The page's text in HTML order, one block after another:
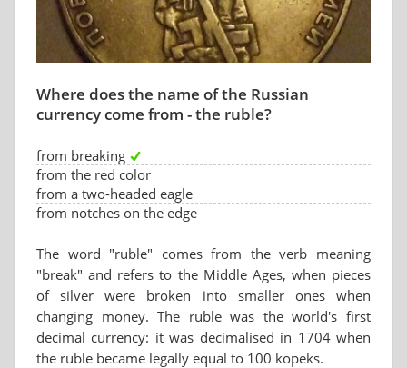
Where does the name of the Russian
currency come from - the ruble?
from breaking
from the red color
from a two-headed eagle
from notches on the edge
The word "ruble" comes from the verb meaning
"break" and refers to the Middle Ages, when pieces
of silver were broken into smaller ones when
changing money. The ruble was the world's first
decimal currency: it was decimalised in 1704 when
the ruble became legally equal to 100 kopeks.